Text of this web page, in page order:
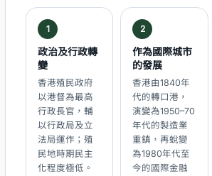
1
政治及行政轉
變
香港殖民政府
以港督為最高
行政長官，輔
以行政局及立
法局運作；殖
民地時期民主
化程度極低。
2
作為國際城市
的發展
香港由1840年
代的轉口港，
演變為1950–70
年代的製造業
重鎮，再蛻變
為1980年代至
今的國際金融